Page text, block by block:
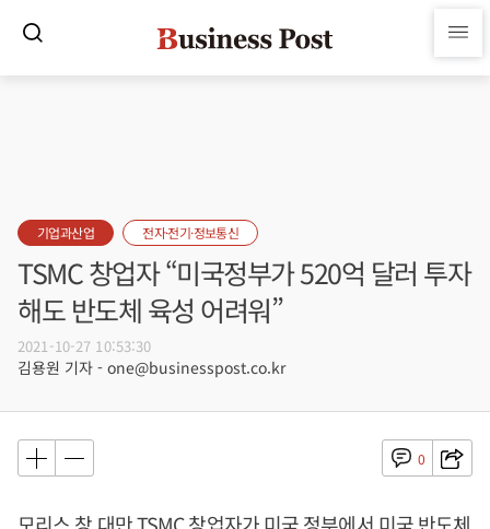
기업과산업 전자·전기·정보통신
TSMC 창업자 “미국정부가 520억 달러 투자
해도 반도체 육성 어려워”
2021-10-27 10:53:30
김용원 기자 - one@businesspost.co.kr
0